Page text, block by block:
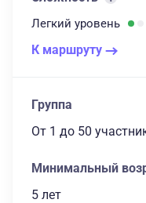
Легкий уровень
К маршруту
Группа
От 1 до 50
Минимальный
5 лет